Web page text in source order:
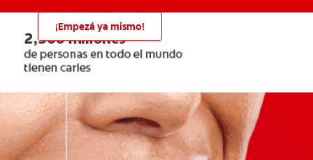
¡Empezá ya mismo!